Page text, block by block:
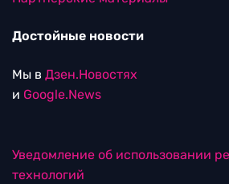
Достойные новости
Мы в Дзен.Новостях
и Google.News
Уведомление об использовании
технологий